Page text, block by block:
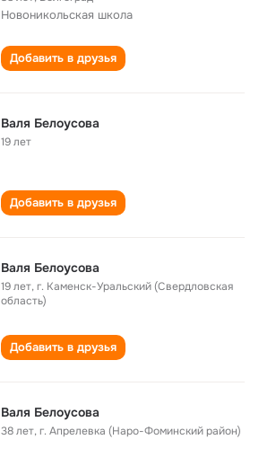
Новоникольская школа
Добавить в друзья
Валя Белоусова
19 лет
Добавить в друзья
Валя Белоусова
19 лет,г. Каменск-Уральский (Свердловская
область)
Добавить в друзья
Валя Белоусова
38 лет,г. Апрелевка (Наро-Фоминский район)